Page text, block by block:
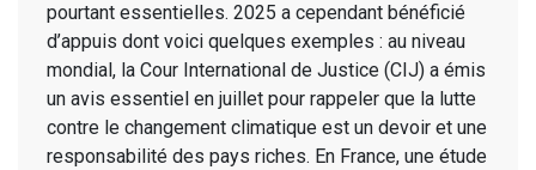
pourtant essentielles. 2025 a cependant bénéficié
d’appuis dont voici quelques exemples : au niveau
mondial, la Cour International de Justice (CIJ) a émis
un avis essentiel en juillet pour rappeler que la lutte
contre le changement climatique est un devoir et une
responsabilité des pays riches. En France, une étude